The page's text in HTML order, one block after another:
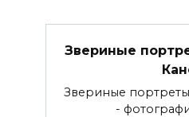
Звериные
Звериные
-